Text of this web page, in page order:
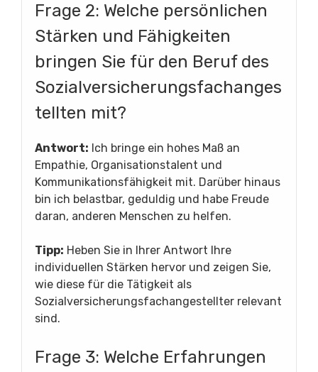
Frage 2: Welche persönlichen
Stärken und Fähigkeiten
bringen Sie für den Beruf des
Sozialversicherungsfachanges
tellten mit?
Antwort: Ich bringe ein hohes Maß an
Empathie, Organisationstalent und
Kommunikationsfähigkeit mit. Darüber hinaus
bin ich belastbar, geduldig und habe Freude
daran, anderen Menschen zu helfen.
Tipp: Heben Sie in Ihrer Antwort Ihre
individuellen Stärken hervor und zeigen Sie,
wie diese für die Tätigkeit als
Sozialversicherungsfachangestellter relevant
sind.
Frage 3: Welche Erfahrungen